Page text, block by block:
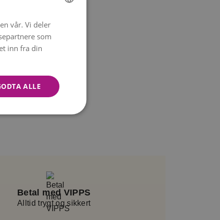
Betal med VIPPS
Alltid trygt og sikkert
NORWEGIAN
ENGLISH
vår. Vi deler
som
inn fra din
ALLE